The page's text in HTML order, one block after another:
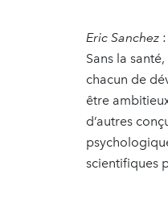
Eric Sanchez
Sans la
chacun de
être
d’autres
scientifiques